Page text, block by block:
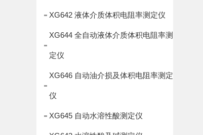
XG642 液体介质体积电阻率测定仪
XG644 全自动液体介质体积电阻率测
定仪
XG646 自动油介损及体积电阻率测定
仪
XG645 自动水溶性酸测定仪